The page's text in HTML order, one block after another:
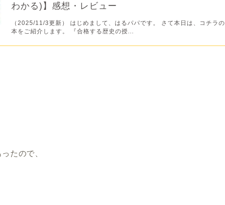
わかる)】感想・レビュー
（2025/11/3更新） はじめまして、はるパパです。 さて本日は、コチラの
本をご紹介します。 『合格する歴史の授...
たので、